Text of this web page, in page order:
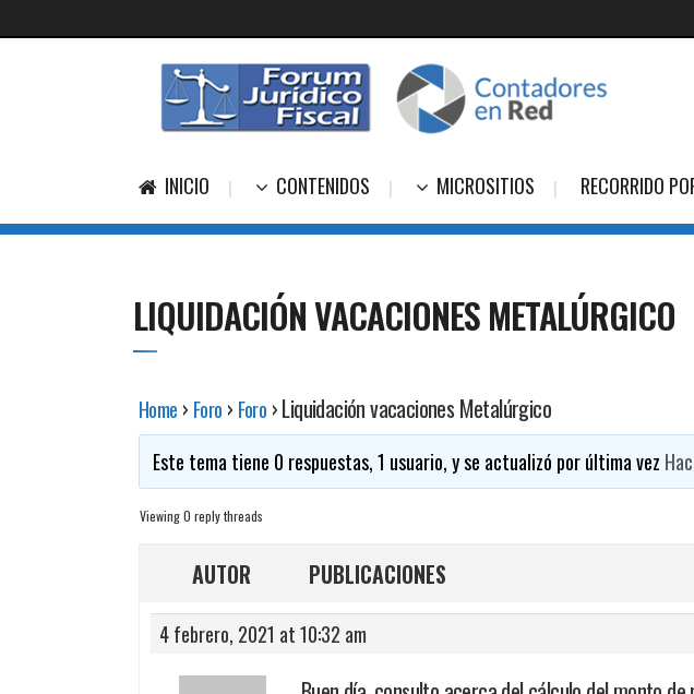
INICIO CONTENIDOS MICROSITIOS RECORRIDO
LIQUIDACIÓN VACACIONES METALÚRGICO
Home › Foro › Foro ›Liquidación vacaciones Metalúrgico
Este tema tiene 0 respuestas, 1 usuario, y se actualizó por última vez
Viewing 0 reply threads
AUTOR PUBLICACIONES
4 febrero, 2021 at 10:32 am